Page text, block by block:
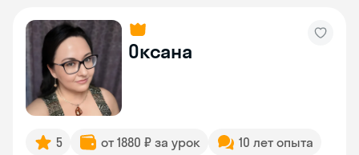
Оксана
5 от 1880 ₽ за урок 10 лет опыта